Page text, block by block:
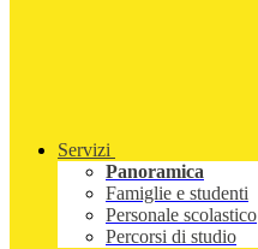
Servizi
Panoramica
Famiglie e studenti
Personale scolastico
Percorsi di studio